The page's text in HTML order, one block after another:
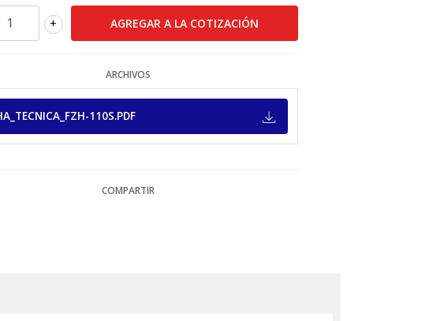
+
ARCHIVOS
110S.PDF
COMPARTIR